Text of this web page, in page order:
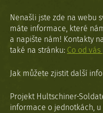
Nenašli jste zde na webu
máte informace, které
a napište nám! Kontakty
také na stránku: Co od
Jak můžete zjistit další
Projekt Hultschiner-
informace o jednotkách,